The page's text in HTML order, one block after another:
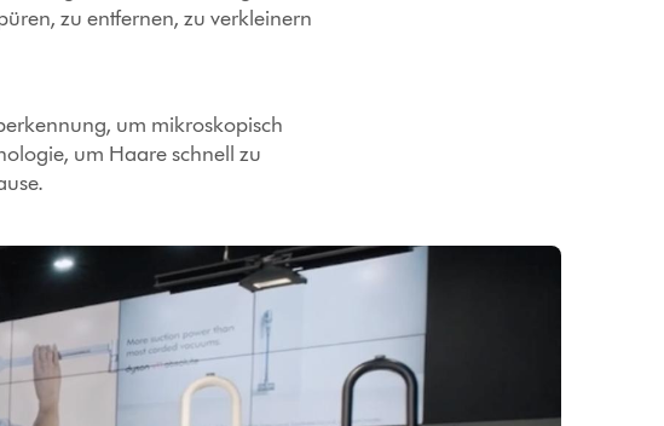
zu entfernen, zu verkleinern
um mikroskopisch
um Haare schnell zu